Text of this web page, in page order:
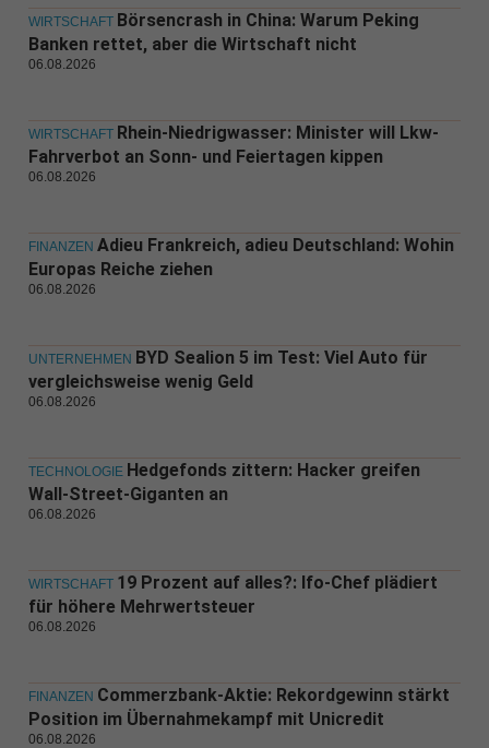
WIRTSCHAFT Börsencrash in China: Warum Peking
Banken rettet, aber die Wirtschaft nicht
06.08.2026
WIRTSCHAFT Rhein-Niedrigwasser: Minister will Lkw-
Fahrverbot an Sonn- und Feiertagen kippen
06.08.2026
FINANZEN Adieu Frankreich, adieu Deutschland: Wohin
Europas Reiche ziehen
06.08.2026
UNTERNEHMEN BYD Sealion 5 im Test: Viel Auto für
vergleichsweise wenig Geld
06.08.2026
TECHNOLOGIE Hedgefonds zittern: Hacker greifen
Wall-Street-Giganten an
06.08.2026
WIRTSCHAFT 19 Prozent auf alles?: Ifo-Chef plädiert
für höhere Mehrwertsteuer
06.08.2026
FINANZEN Commerzbank-Aktie: Rekordgewinn stärkt
Position im Übernahmekampf mit Unicredit
06.08.2026